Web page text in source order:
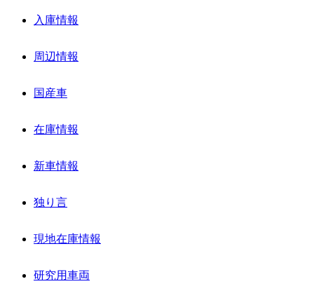
入庫情報
周辺情報
国産車
在庫情報
新車情報
独り言
現地在庫情報
研究用車両